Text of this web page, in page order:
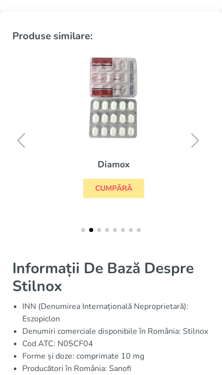
Produse similare:
Diamox
CUMPĂRĂ
Informații De Bază Despre
Stilnox
INN (Denumirea Internațională Neproprietară):
Eszopiclon
Denumiri comerciale disponibile în România: Stilnox
Cod ATC: N05CF04
Forme și doze: comprimate 10 mg
Producători în România: Sanofi